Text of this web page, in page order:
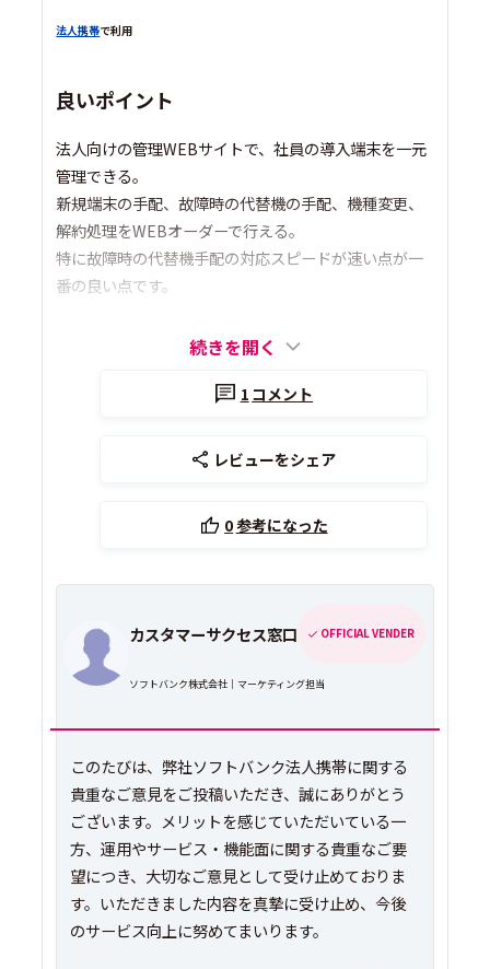
法人携帯で利用
良いポイント
法人向けの管理WEBサイトで、社員の導入端末を一元
管理できる。
新規端末の手配、故障時の代替機の手配、機種変更、
解約処理をWEBオーダーで行える。
特に故障時の代替機手配の対応スピードが速い点が一
番の良い点です。
続きを開く
1 コメント
レビューをシェア
0参考になった
カスタマーサクセス窓口 OFFICIAL VENDER
ソフトバンク株式会社｜マーケティング担当
このたびは、弊社ソフトバンク法人携帯に関する
貴重なご意見をご投稿いただき、誠にありがとう
ございます。メリットを感じていただいている一
方、運用やサービス・機能面に関する貴重なご要
望につき、大切なご意見として受け止めておりま
す。いただきました内容を真摯に受け止め、今後
のサービス向上に努めてまいります。